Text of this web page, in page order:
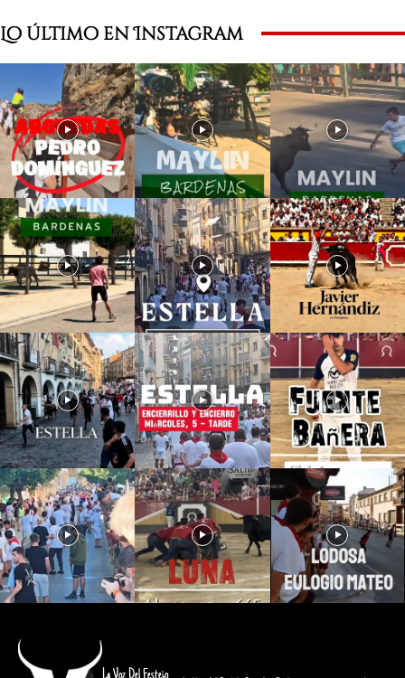
Lo último en Instagram